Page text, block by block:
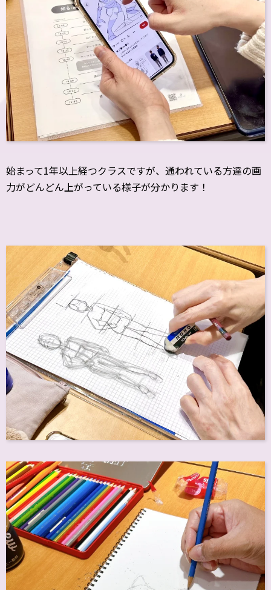
始まって1年以上経つクラスですが、通われている方達の画
力がどんどん上がっている様子が分かります！